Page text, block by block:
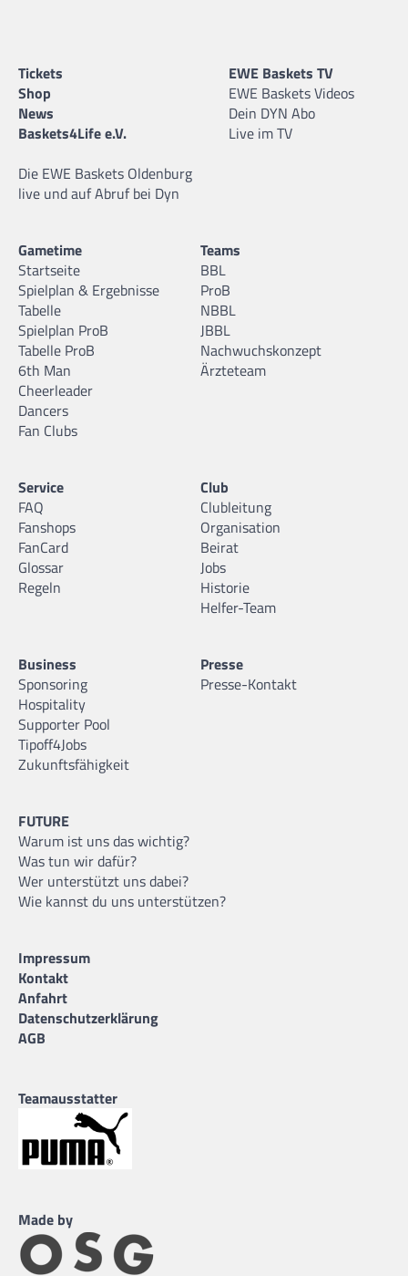
Tickets
Shop
News
Baskets4Life e.V.
Die EWE Baskets Oldenburg
live und auf Abruf bei Dyn
EWE Baskets TV
EWE Baskets Videos
Dein DYN Abo
Live im TV
Gametime
Startseite
Spielplan & Ergebnisse
Tabelle
Spielplan ProB
Tabelle ProB
6th Man
Cheerleader
Dancers
Fan Clubs
Teams
BBL
ProB
NBBL
JBBL
Nachwuchskonzept
Ärzteteam
Service
FAQ
Fanshops
FanCard
Glossar
Regeln
Club
Clubleitung
Organisation
Beirat
Jobs
Historie
Helfer-Team
Business
Sponsoring
Hospitality
Supporter Pool
Tipoff4Jobs
Zukunftsfähigkeit
Presse
Presse-Kontakt
FUTURE
Warum ist uns das wichtig?
Was tun wir dafür?
Wer unterstützt uns dabei?
Wie kannst du uns unterstützen?
Impressum
Kontakt
Anfahrt
Datenschutzerklärung
AGB
Teamausstatter
Made by